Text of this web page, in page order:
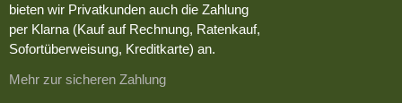
bieten wir Privatkunden auch die Zahlung
per Klarna (Kauf auf Rechnung, Ratenkauf,
Sofortüberweisung, Kreditkarte) an.
Mehr zur sicheren Zahlung